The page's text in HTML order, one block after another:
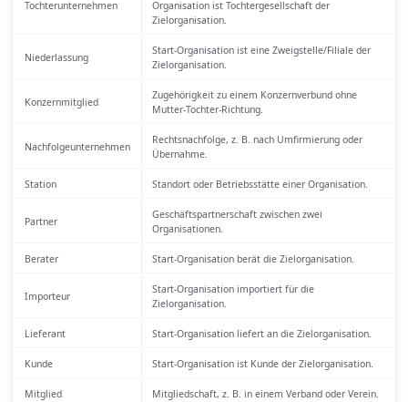
Tochterunternehmen
Organisation ist Tochtergesellschaft der
Zielorganisation.
Niederlassung
Start-Organisation ist eine Zweigstelle/Filiale der
Zielorganisation.
Konzernmitglied
Zugehörigkeit zu einem Konzernverbund ohne
Mutter-Tochter-Richtung.
Nachfolgeunternehmen
Rechtsnachfolge, z. B. nach Umfirmierung oder
Übernahme.
Station Standort oder Betriebsstätte einer Organisation.
Partner
Geschäftspartnerschaft zwischen zwei
Organisationen.
Berater Start-Organisation berät die Zielorganisation.
Importeur
Start-Organisation importiert für die
Zielorganisation.
Lieferant Start-Organisation liefert an die Zielorganisation.
Kunde Start-Organisation ist Kunde der Zielorganisation.
Mitglied Mitgliedschaft, z. B. in einem Verband oder Verein.